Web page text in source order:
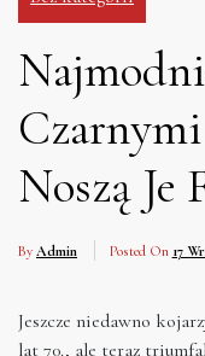
Noszą Je
By Admin Posted On 17
Jeszcze niedawno
lat 70., ale teraz